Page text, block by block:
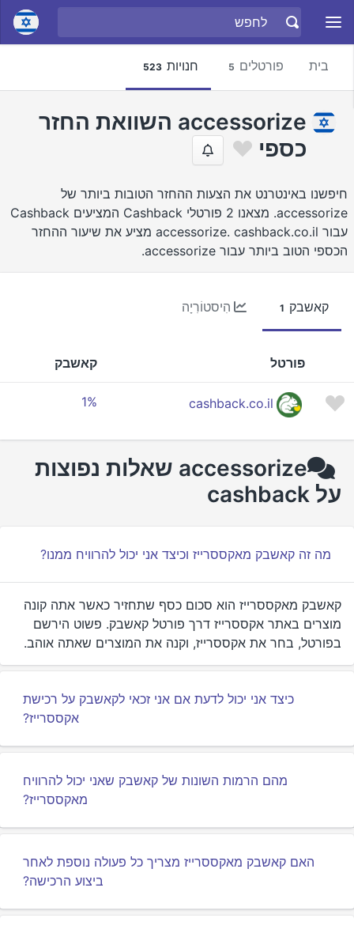
בית פורטלים 5 חנויות 523
accessorize השוואת החזר
כספי
חיפשנו באינטרנט את הצעות ההחזר הטובות ביותר של
accessorize. מצאנו 2 פורטלי Cashback המציעים Cashback
עבור accessorize. cashback.co.il מציע את שיעור ההחזר
הכספי הטוב ביותר עבור accessorize.
קאשבק 1 הִיסטוֹרִיָה
פורטל קאשבק
cashback.co.il
1%
accessorize שאלות נפוצות
על cashback
מה זה קאשבק מאקססרייז וכיצד אני יכול להרוויח ממנו?
קאשבק מאקססרייז הוא סכום כסף שתחזיר כאשר אתה קונה
מוצרים באתר אקססרייז דרך פורטל קאשבק. פשוט הירשם
בפורטל, בחר את אקססרייז, וקנה את המוצרים שאתה אוהב.
כיצד אני יכול לדעת אם אני זכאי לקאשבק על רכישת
אקססרייז?
מהם הרמות השונות של קאשבק שאני יכול להרוויח
מאקססרייז?
האם קאשבק מאקססרייז מצריך כל פעולה נוספת לאחר
ביצוע הרכישה?